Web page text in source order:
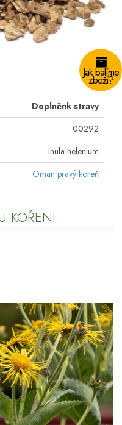
Jak balíme
zboží?
Doplněnk stravy
00292
Inula helenium
Oman pravý koreň
KOŘENI